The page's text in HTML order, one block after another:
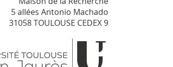
5 allées Antonio Machado
31058 TOULOUSE CEDEX 9